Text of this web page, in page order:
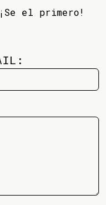
el primero!